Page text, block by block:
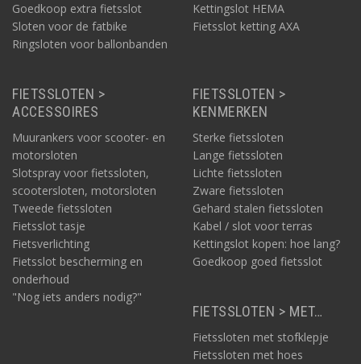
Lichtekinderfietssloten
Natuurlijk zijn vooral ook kinderfietssloten zeer licht van
gewicht. Meestal gaat het hier om kabelsloten.
Goedkoop extra fietsslot
Sloten voor de fatbike
Ringsloten voor ballonbanden
Kettingslot HEMA
Fietsslot ketting AXA
FIETSSLOTEN >
ACCESSOIRES
Muurankers voor scooter- en
motorsloten
Slotspray voor fietssloten,
scootersloten, motorsloten
Tweede fietssloten
Fietsslot tasje
Fietsverlichting
Fietsslot bescherming en
onderhoud
"Nog iets anders nodig?"
FIETSSLOTEN >
KENMERKEN
Sterke fietssloten
Lange fietssloten
Lichte fietssloten
Zware fietssloten
Gehard stalen fietssloten
Kabel / slot voor terras
Kettingslot kopen: hoe lang?
Goedkoop goed fietsslot
FIETSSLOTEN > MET…
Fietssloten met stofklepje
Fietssloten met hoes